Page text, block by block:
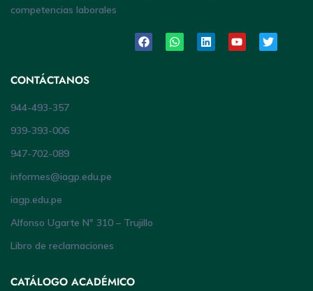
competencias laborales
CONTÁCTANOS
944-493-357
939-393-006
947-702-089
informes@iagp.edu.pe
iagp.edu.pe
Alfonso Ugarte Nº 310 – Trujillo
Libro de reclamaciones
CATÁLOGO ACADÉMICO